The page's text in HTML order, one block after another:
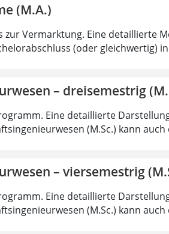
(M.A.)
zur Vermarktung. Eine detaillierte
(oder gleichwertig)
– dreisemestrig
Eine detaillierte
(M.Sc.) kann
– viersemestrig
Eine detaillierte
(M.Sc.) kann